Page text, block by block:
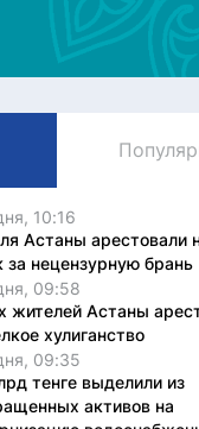
10:16
Астаны арестовали
за нецензурную брань
09:58
жителей Астаны
хулиганство
09:35
тенге выделили из
активов на